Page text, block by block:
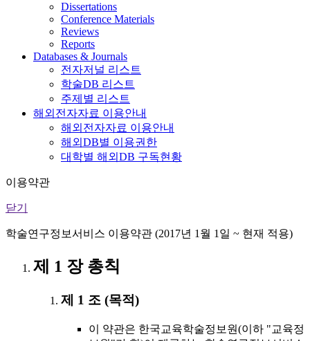
Dissertations
Conference Materials
Reviews
Reports
Databases & Journals
전자저널 리스트
학술DB 리스트
주제별 리스트
해외전자자료 이용안내
해외전자자료 이용안내
해외DB별 이용권한
대학별 해외DB 구독현황
이용약관
닫기
학술연구정보서비스 이용약관 (2017년 1월 1일 ~ 현재 적용)
제 1 장 총칙
제 1 조 (목적)
이 약관은 한국교육학술정보원(이하 "교육정